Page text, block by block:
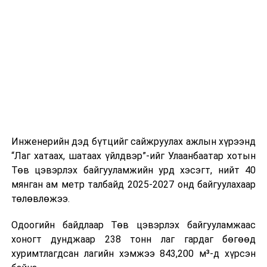
өдөр тутмын ажлын бэлэн байдлыг хангах зэрэг
практик ур чадварыг сургалтын хөтөлбөрт тусгажээ.
Сургалтыг танилцуулах лекц, асуулт-хариулт,
жишээнд суурилсан сургалт, багаар ажиллах дасгал,
танилцах, онцгой нөхцөлд ажиллах дадлага зэрэг
онол, практик хосолсон хэлбэрээр зохион байгуулж
байна.
Инженерийн дэд бүтцийг сайжруулах ажлын хүрээнд
“Лаг хатаах, шатаах үйлдвэр”-ийг Улаанбаатар хотын
Төв цэвэрлэх байгууламжийн урд хэсэгт, нийт 40
мянган ам метр талбайд 2025-2027 онд байгуулахаар
төлөвлөжээ.
Одоогийн байдлаар Төв цэвэрлэх байгууламжаас
хоногт дунджаар 238 тонн лаг гардаг бөгөөд
хуримтлагдсан лагийн хэмжээ 843,200 м³-д хүрсэн